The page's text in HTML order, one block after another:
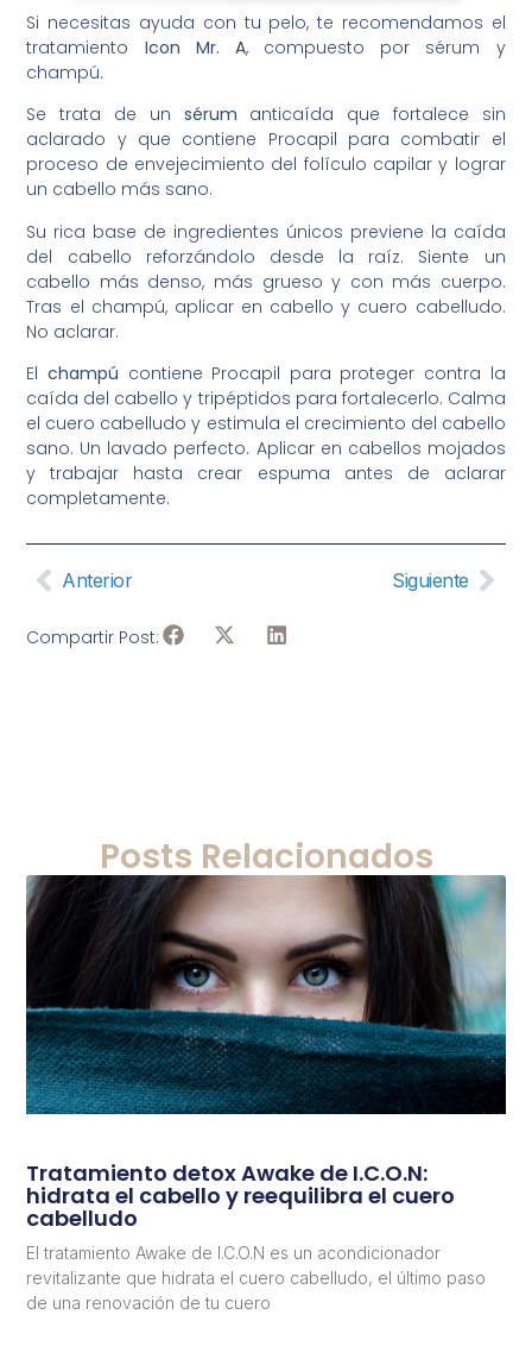
Si necesitas ayuda con tu pelo, te recomendamos el
tratamiento Icon Mr. A, compuesto por sérum y
champú.
Se trata de un sérum anticaída que fortalece sin
aclarado y que contiene Procapil para combatir el
proceso de envejecimiento del folículo capilar y lograr
un cabello más sano.
Su rica base de ingredientes únicos previene la caída
del cabello reforzándolo desde la raíz. Siente un
cabello más denso, más grueso y con más cuerpo.
Tras el champú, aplicar en cabello y cuero cabelludo.
No aclarar.
El champú contiene Procapil para proteger contra la
caída del cabello y tripéptidos para fortalecerlo. Calma
el cuero cabelludo y estimula el crecimiento del cabello
sano. Un lavado perfecto. Aplicar en cabellos mojados
y trabajar hasta crear espuma antes de aclarar
completamente.
Anterior Siguiente
Compartir Post:
Posts Relacionados
Tratamiento detox Awake de I.C.O.N:
hidrata el cabello y reequilibra el cuero
cabelludo
El tratamiento Awake de I.C.O.N es un acondicionador
revitalizante que hidrata el cuero cabelludo, el último paso
de una renovación de tu cuero